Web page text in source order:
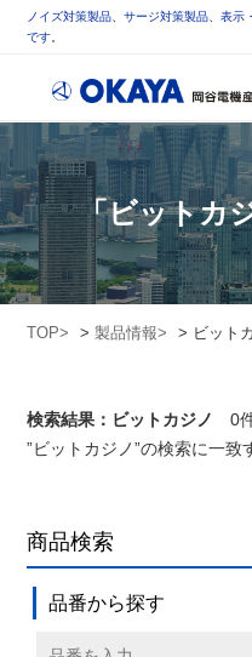
ノイズ対策製品、サージ対策製品、表
です。
「ビットカ
TOP >製品情報 > ビット
検索結果：ビットカジノ
0
”ビットカジノ”の検索に一致
商品検索
品番から探す